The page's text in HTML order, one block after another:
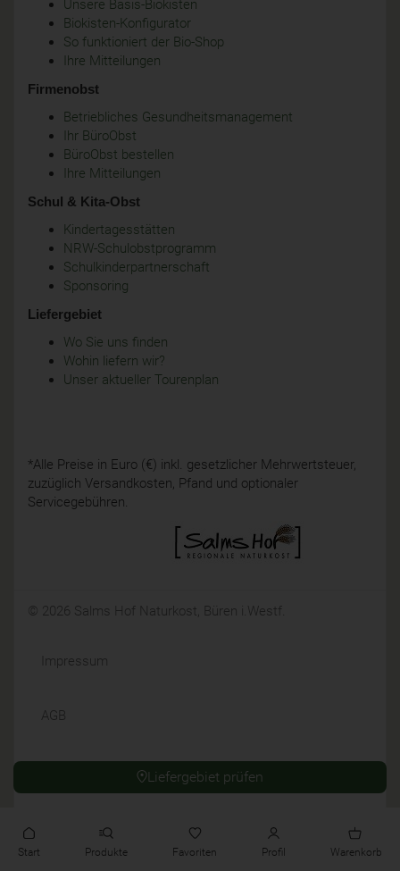
Liefergebiet prüfen
Start Produkte Favoriten Profil Warenkorb
Unsere Basis-Biokisten
Biokisten-Konfigurator
So funktioniert der Bio-Shop
Ihre Mitteilungen
Firmenobst
Betriebliches Gesundheitsmanagement
Ihr BüroObst
BüroObst bestellen
Ihre Mitteilungen
Schul & Kita-Obst
Kindertagesstätten
NRW-Schulobstprogramm
Schulkinderpartnerschaft
Sponsoring
Liefergebiet
Wo Sie uns finden
Wohin liefern wir?
Unser aktueller Tourenplan
*Alle Preise in Euro (€) inkl. gesetzlicher Mehrwertsteuer,
zuzüglich Versandkosten, Pfand und optionaler
Servicegebühren.
© 2026 Salms Hof Naturkost, Büren i.Westf.
Impressum
AGB
Widerrufsrecht